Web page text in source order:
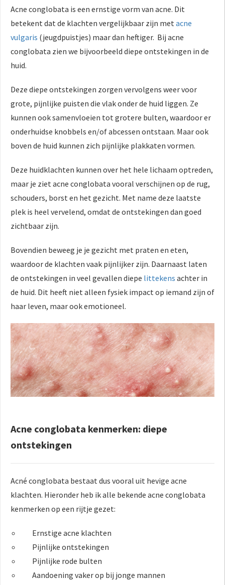
Acne conglobata is een ernstige vorm van acne. Dit
betekent dat de klachten vergelijkbaar zijn met acne
vulgaris (jeugdpuistjes) maar dan heftiger. Bij acne
conglobata zien we bijvoorbeeld diepe ontstekingen in de
huid.
Deze diepe ontstekingen zorgen vervolgens weer voor
grote, pijnlijke puisten die vlak onder de huid liggen. Ze
kunnen ook samenvloeien tot grotere bulten, waardoor er
onderhuidse knobbels en/of abcessen ontstaan. Maar ook
boven de huid kunnen zich pijnlijke plakkaten vormen.
Deze huidklachten kunnen over het hele lichaam optreden,
maar je ziet acne conglobata vooral verschijnen op de rug,
schouders, borst en het gezicht. Met name deze laatste
plek is heel vervelend, omdat de ontstekingen dan goed
zichtbaar zijn.
Bovendien beweeg je je gezicht met praten en eten,
waardoor de klachten vaak pijnlijker zijn. Daarnaast laten
de ontstekingen in veel gevallen diepe littekens achter in
de huid. Dit heeft niet alleen fysiek impact op iemand zijn of
haar leven, maar ook emotioneel.
Acne conglobata kenmerken: diepe
ontstekingen
Acné conglobata bestaat dus vooral uit hevige acne
klachten. Hieronder heb ik alle bekende acne conglobata
kenmerken op een rijtje gezet:
Ernstige acne klachten
Pijnlijke ontstekingen
Pijnlijke rode bulten
Aandoening vaker op bij jonge mannen